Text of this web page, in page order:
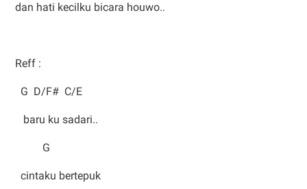
dan hati kecilku bicara houwo..
Reff :
G D/F# C/E
baru ku sadari..
G
cintaku bertepuk